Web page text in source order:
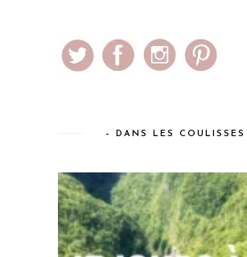
– DANS LES COULISSES